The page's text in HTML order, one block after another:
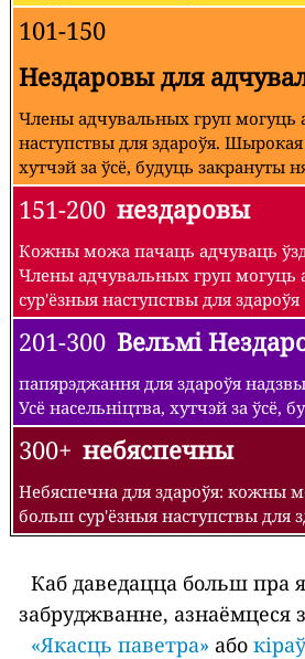
101-150
Нездаровы для
Члены адчувальных груп могуць
наступствы для здароўя. Шырокая
хутчэй за ўсё, будуць закрануты
151-200 нездаровы
Кожны можа пачаць адчуваць
Члены адчувальных груп могуць
сур'ёзныя наступствы для здароўя
201-300 Вельмі
папярэджання для здароўя
Усё насельніцтва, хутчэй за ўсё,
300+ небяспечны
Небяспечна для здароўя: кожны
больш сур'ёзныя наступствы для
Каб даведацца больш пра
забруджванне, азнаёмцеся з
«Якасць паветра» або